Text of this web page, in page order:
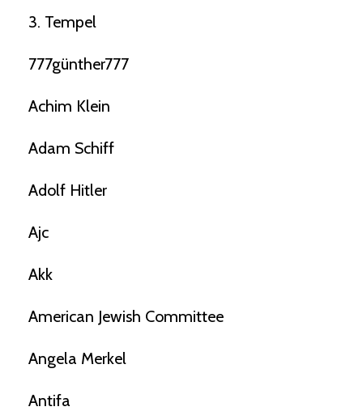
3. Tempel
777günther777
Achim Klein
Adam Schiff
Adolf Hitler
Ajc
Akk
American Jewish Committee
Angela Merkel
Antifa